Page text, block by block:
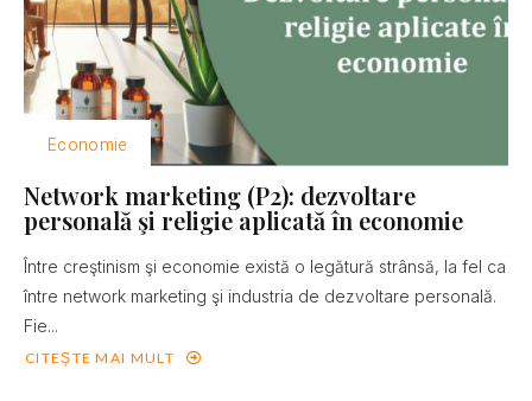
Economie
Network marketing (P2): dezvoltare
personală şi religie aplicată în economie
Între creştinism şi economie există o legătură strânsă, la fel ca
între network marketing şi industria de dezvoltare personală.
Fie...
CITEȘTE MAI MULT